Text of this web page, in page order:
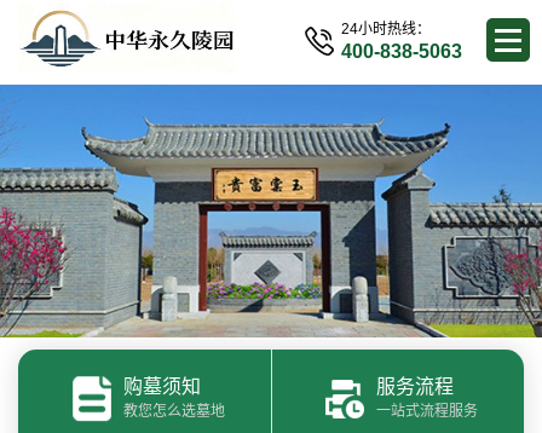
24小时热线：
400-838-5063
购墓须知
教您怎么选墓地
服务流程
一站式流程服务